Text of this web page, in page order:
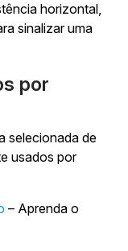
horizontal,
sinalizar uma
por
selecionada de
usados por
– Aprenda o